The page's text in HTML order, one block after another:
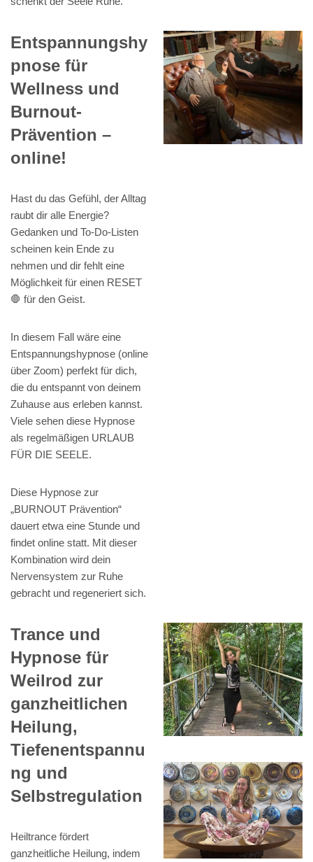
Entspannungshy
pnose für
Wellness und
Burnout-
Prävention –
online!
Hast du das Gefühl, der Alltag
raubt dir alle Energie?
Gedanken und To-Do-Listen
scheinen kein Ende zu
nehmen und dir fehlt eine
Möglichkeit für einen RESET
🛑 für den Geist.
In diesem Fall wäre eine
Entspannungshypnose (online
über Zoom) perfekt für dich,
die du entspannt von deinem
Zuhause aus erleben kannst.
Viele sehen diese Hypnose
als regelmäßigen URLAUB
FÜR DIE SEELE.
Diese Hypnose zur
„BURNOUT Prävention“
dauert etwa eine Stunde und
findet online statt. Mit dieser
Kombination wird dein
Nervensystem zur Ruhe
gebracht und regeneriert sich.
Trance und
Hypnose für
Weilrod zur
ganzheitlichen
Heilung,
Tiefenentspannu
ng und
Selbstregulation
Heiltrance fördert
ganzheitliche Heilung, indem